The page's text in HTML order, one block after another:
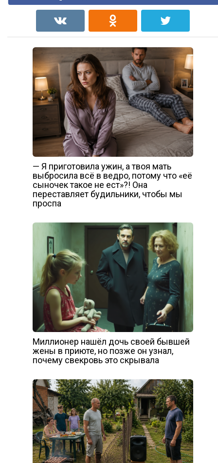
— Я приготовила ужин, а твоя мать
выбросила всё в ведро, потому что «её
сыночек такое не ест»?! Она
переставляет будильники, чтобы мы
проспа
Миллионер нашёл дочь своей бывшей
жены в приюте, но позже он узнал,
почему свекровь это скрывала